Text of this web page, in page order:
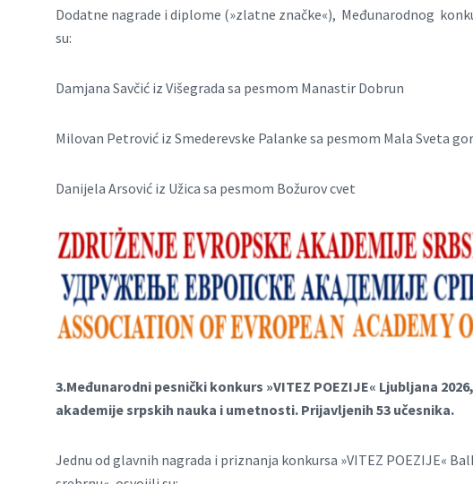
Dodatne nagrade i diplome (»zlatne značke«), Međunarodnog
su:
Damjana Savčić iz Višegrada sa pesmom Manastir Dobrun
Milovan Petrović iz Smederevske Palanke sa pesmom Mala Sveta
Danijela Arsović iz Užica sa pesmom Božurov cvet
3.Međunarodni pesnički konkurs »VITEZ POEZIJE« Ljubljana
akademije srpskih nauka i umetnosti. Prijavljenih 53 učesnika.
Jednu od glavnih nagrada i priznanja konkursa »VITEZ POEZIJE«